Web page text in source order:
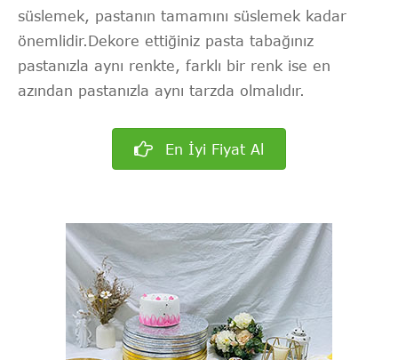
süslemek, pastanın tamamını süslemek kadar
önemlidir.Dekore ettiğiniz pasta tabağınız
pastanızla aynı renkte, farklı bir renk ise en
azından pastanızla aynı tarzda olmalıdır.
En İyi Fiyat Al